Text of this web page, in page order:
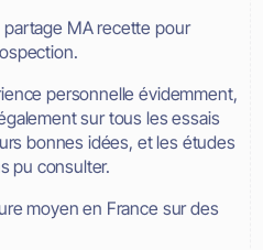
partage MA recette pour
personnelle évidemment,
sur tous les essais
bonnes idées, et les études
pu consulter.
moyen en France sur des